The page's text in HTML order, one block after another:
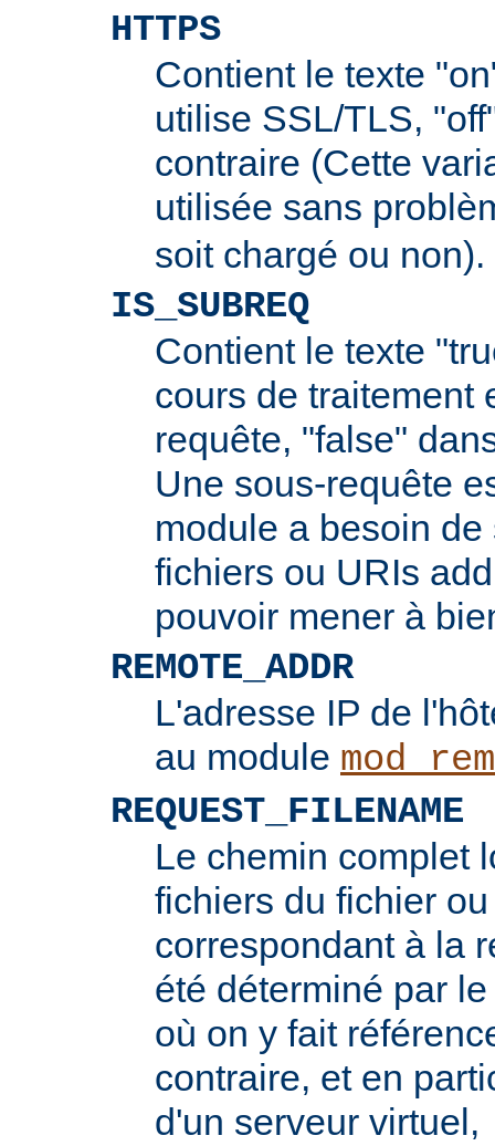
HTTPS
Contient le texte
utilise SSL/TLS,
contraire (Cette
utilisée sans
soit chargé ou non).
IS_SUBREQ
Contient le texte
cours de traitement
requête, "false"
Une sous-requête
module a besoin
fichiers ou URIs
pouvoir mener à
REMOTE_ADDR
L'adresse IP de
au module
REQUEST_FILENAME
Le chemin complet
fichiers du fichier
correspondant à la
été déterminé par
où on y fait
contraire, et en
d'un serveur virtuel,